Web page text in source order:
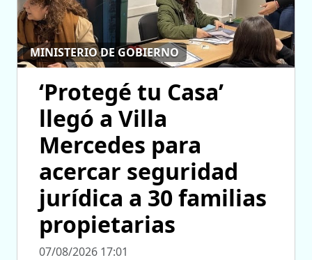
MINISTERIO DE GOBIERNO
‘Protegé tu Casa’
llegó a Villa
Mercedes para
acercar seguridad
jurídica a 30 familias
propietarias
07/08/2026 17:01